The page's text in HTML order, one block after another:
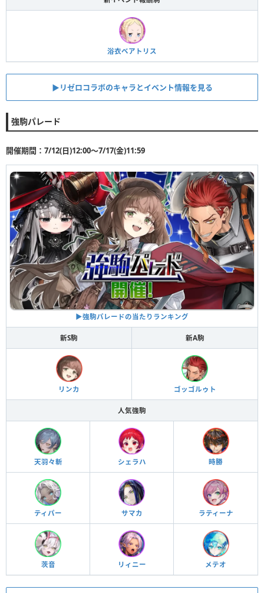
浴衣ベアトリス
▶︎リゼロコラボのキャラとイベント情報を見る
強駒パレード
開催期間：7/12(日)12:00〜7/17(金)11:59
▶︎強駒パレードの当たりランキング
新S駒 新A駒
リンカ ゴッゴルゥト
人気強駒
天羽々斬 シェラハ 時勝
ティパー サマカ ラティーナ
茨音 リィニー メテオ